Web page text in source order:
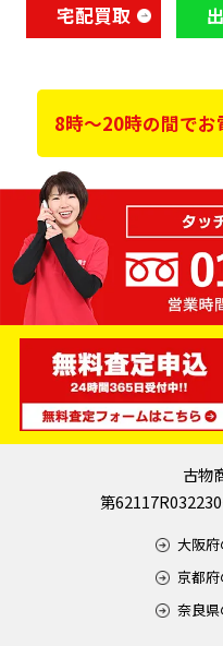
宅配買取
8時～20時の間でお
古物
第
大阪
京都
奈良